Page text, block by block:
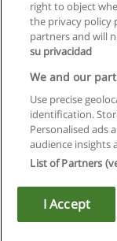
Copyright ©
right to object
the privacy policy
partners and will
su privacidad
We and our
Use precise
identification.
Personalised ads
audience insights
List of Partners
I Accept